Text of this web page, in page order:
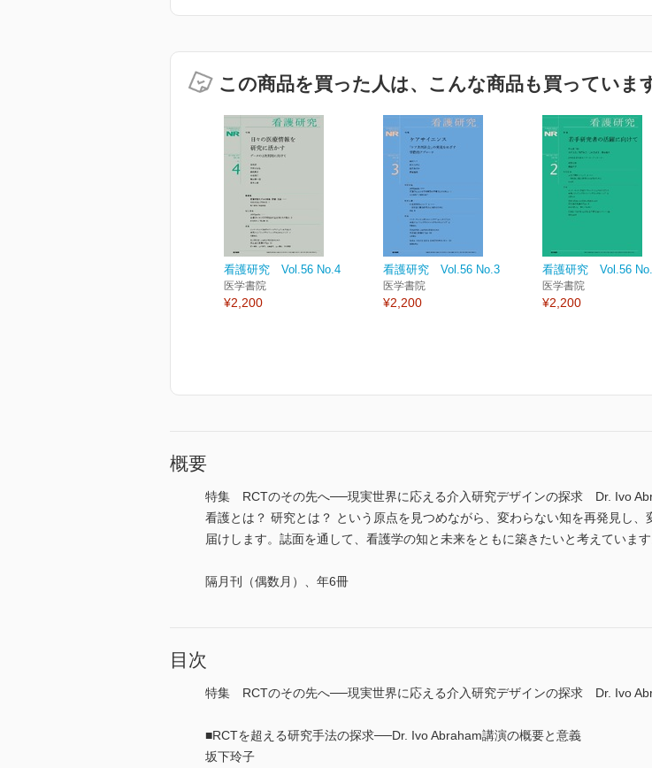
この商品を買った人は、こんな商品も買っていま
看護研究 Vol.56 No.4
医学書院
¥2,200
看護研究 Vol.56 No.3
医学書院
¥2,200
看護研究 Vol.56
医学書院
¥2,200
概要
特集 RCTのその先へ──現実世界に応える介入研究デザインの探求 Dr. Ivo
看護とは？ 研究とは？ という原点を見つめながら、変わらない知を再発見し
届けします。誌面を通して、看護学の知と未来をともに築きたいと考えていま
隔月刊（偶数月）、年6冊
目次
特集 RCTのその先へ──現実世界に応える介入研究デザインの探求 Dr. Ivo
■RCTを超える研究手法の探求──Dr. Ivo Abraham講演の概要と意義
坂下玲子